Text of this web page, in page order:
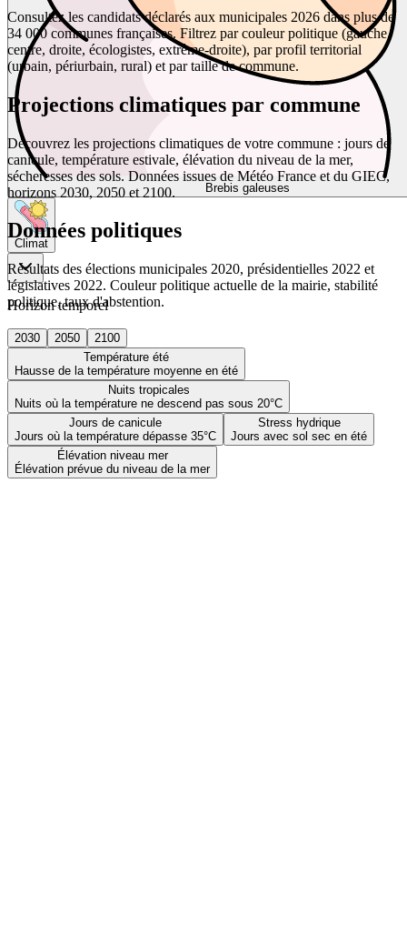
Brebis galeuses
Climat
Horizon temporel
2030 2050
2100
Température été
Hausse de la température moyenne en été
Nuits tropicales
Nuits où la température ne descend pas sous 20°C
Jours de canicule
Jours où la température dépasse 35°C
Stress hydrique
Jours avec sol sec en été
Élévation niveau mer
Élévation prévue du niveau de la mer
Consultez les candidats déclarés aux municipales 2026 dans plus de
34 000 communes françaises. Filtrez par couleur politique (gauche,
centre, droite, écologistes, extrême-droite), par profil territorial
(urbain, périurbain, rural) et par taille de commune.
Projections climatiques par commune
Découvrez les projections climatiques de votre commune : jours de
canicule, température estivale, élévation du niveau de la mer,
sécheresses des sols. Données issues de Météo France et du GIEC,
horizons 2030, 2050 et 2100.
Données politiques
Résultats des élections municipales 2020, présidentielles 2022 et
législatives 2022. Couleur politique actuelle de la mairie, stabilité
politique, taux d'abstention.